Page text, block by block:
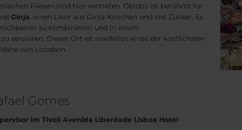
Fliesen sind hier vertreten. Óbidos ist berühmt für
Ginja, einen Likör aus Ginja-Kirschen und viel Zucker. Es
zu kombinieren und in einem
servieren. Dieser Ort ist zweifellos eines der köstlichsten
von Lissabon.
Gomes
im Tivoli Avenida Liberdade Lisboa Hotel